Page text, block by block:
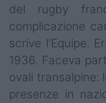
Rugby World
Super Rugby
Rugby in TV
Mercato
del rugby
complicazione
scrive l'Equipe.
1936. Faceva
ovali transalpine:
presenze in